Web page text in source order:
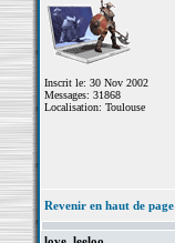
Inscrit le: 30 Nov 2002
Messages: 31868
Localisation: Toulouse
Revenir en haut de page